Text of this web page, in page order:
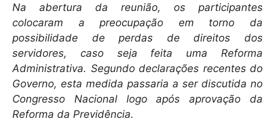
at
s
A
p
p
c
e
b
o
o
k
ai
Na abertura da reunião, os participantes
colocaram a preocupação em torno da
possibilidade de perdas de direitos dos
servidores, caso seja feita uma Reforma
Administrativa. Segundo declarações recentes do
Governo, esta medida passaria a ser discutida no
Congresso Nacional logo após aprovação da
Reforma da Previdência.